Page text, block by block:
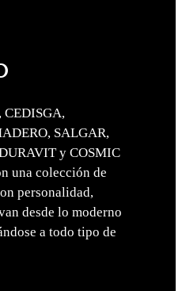
SALGAR,
y COSMIC
una colección de
personalidad,
desde lo moderno
a todo tipo de